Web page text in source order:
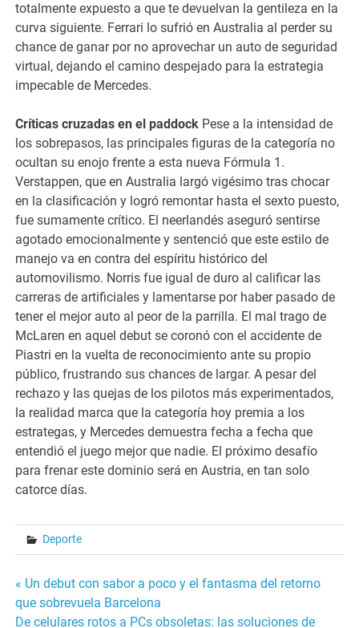
totalmente expuesto a que te devuelvan la gentileza en la
curva siguiente. Ferrari lo sufrió en Australia al perder su
chance de ganar por no aprovechar un auto de seguridad
virtual, dejando el camino despejado para la estrategia
impecable de Mercedes.
Críticas cruzadas en el paddock Pese a la intensidad de
los sobrepasos, las principales figuras de la categoría no
ocultan su enojo frente a esta nueva Fórmula 1.
Verstappen, que en Australia largó vigésimo tras chocar
en la clasificación y logró remontar hasta el sexto puesto,
fue sumamente crítico. El neerlandés aseguró sentirse
agotado emocionalmente y sentenció que este estilo de
manejo va en contra del espíritu histórico del
automovilismo. Norris fue igual de duro al calificar las
carreras de artificiales y lamentarse por haber pasado de
tener el mejor auto al peor de la parrilla. El mal trago de
McLaren en aquel debut se coronó con el accidente de
Piastri en la vuelta de reconocimiento ante su propio
público, frustrando sus chances de largar. A pesar del
rechazo y las quejas de los pilotos más experimentados,
la realidad marca que la categoría hoy premia a los
estrategas, y Mercedes demuestra fecha a fecha que
entendió el juego mejor que nadie. El próximo desafío
para frenar este dominio será en Austria, en tan solo
catorce días.
Deporte
Navegación
de
« Un debut con sabor a poco y el fantasma del retorno
que sobrevuela Barcelona
De celulares rotos a PCs obsoletas: las soluciones de